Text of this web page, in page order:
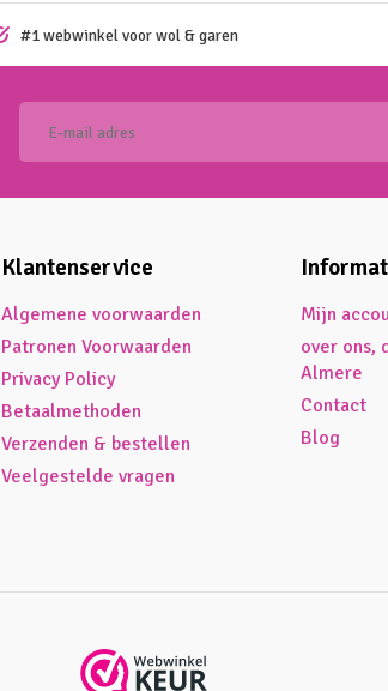
#1 webwinkel voor wol & garen
Klantenservice
Algemene voorwaarden
Patronen Voorwaarden
Privacy Policy
Betaalmethoden
Verzenden & bestellen
Veelgestelde vragen
Mijn
over ons,
Almere
Contact
Blog